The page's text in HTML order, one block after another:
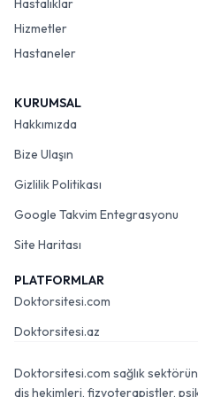
Hastalıklar
Hizmetler
Hastaneler
KURUMSAL
Hakkımızda
Bize Ulaşın
Gizlilik Politikası
Google Takvim Entegrasyonu
Site Haritası
PLATFORMLAR
Doktorsitesi.com
Doktorsitesi.az
Doktorsitesi.com sağlık
diş hekimleri, fizyoterapistler,